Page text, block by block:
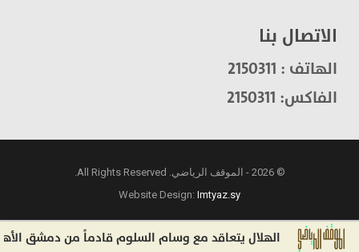
الاتصال بنا
الهاتف : 2150311
الفاكس: 2150311
© 2026 - الموقف الرياضي. All Rights Reserved.
Website Design:Imtyaz.sy
الهلال يتعاقد مع وسام السلوم قادماً من دمشق الأهلي